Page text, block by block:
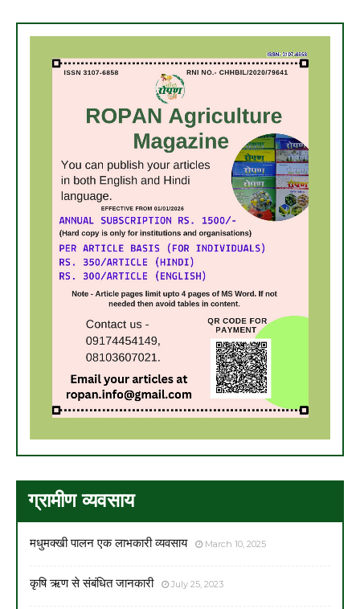
ग्रामीण व्यवसाय
मधुमक्खी पालन एक लाभकारी व्यवसाय March 10, 2025
कृषि ऋण से संबंधित जानकारी July 25, 2023